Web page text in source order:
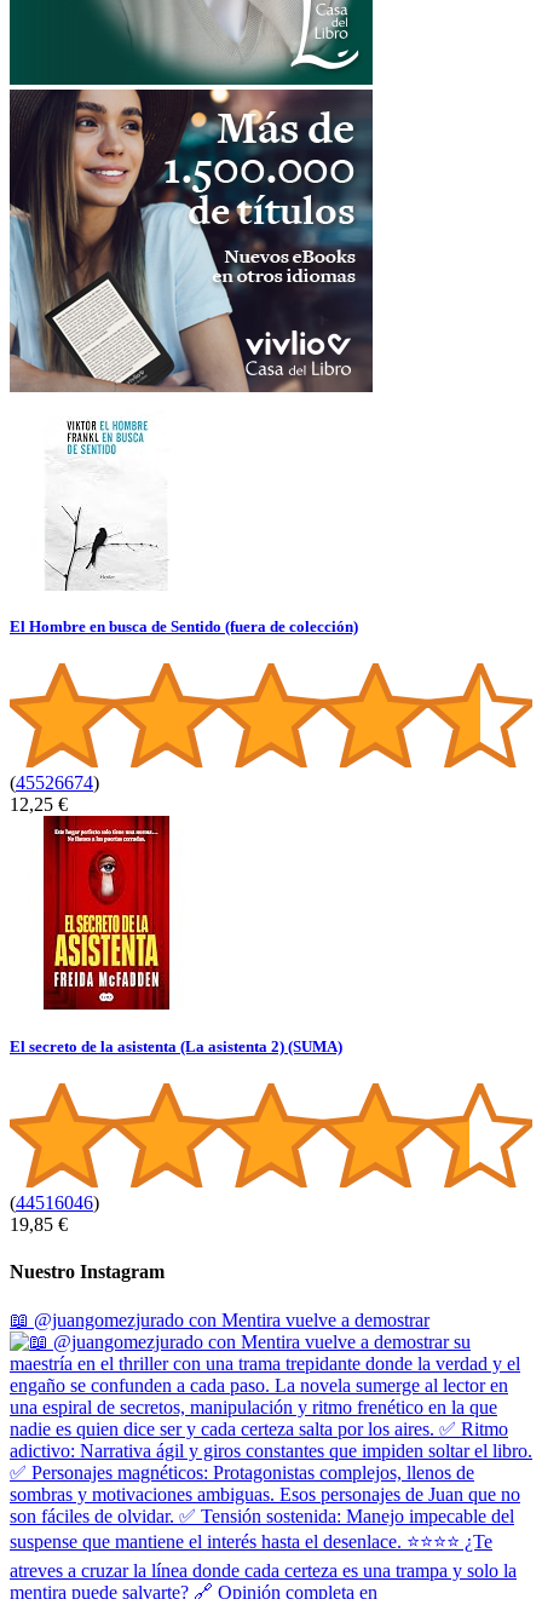
El Hombre en busca de Sentido (fuera de colección)
(45526674)
12,25 €
El secreto de la asistenta (La asistenta 2) (SUMA)
(44516046)
19,85 €
Nuestro Instagram
📖 @juangomezjurado con Mentira vuelve a demostrar